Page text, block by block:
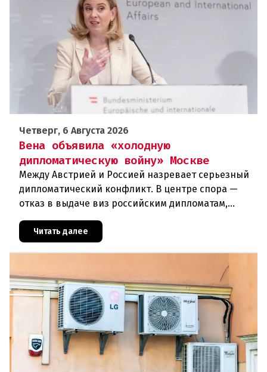
Четверг, 6 Августа 2026
Вена объявила «холодную
дипломатическую войну» Москве
Между Австрией и Россией назревает серьезный
дипломатический конфликт. В центре спора —
отказ в выдаче виз российским дипломатам,
международных организаций, которые
Читать далее